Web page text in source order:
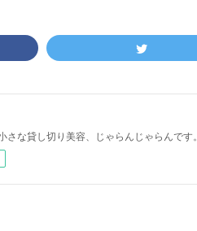
さな貸し切り美容、じゃらんじゃらんです。